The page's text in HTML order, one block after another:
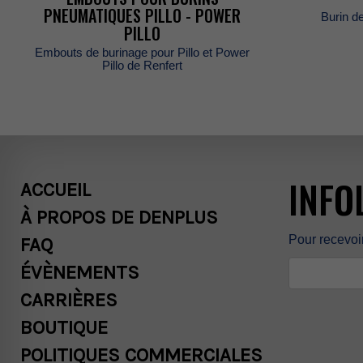
PNEUMATIQUESPILLO-POWER
PILLO
EmboutsdeburinagepourPilloetPower
PillodeRenfert
ACCUEIL
ÀPROPOSDEDENPLUS
FAQ
ÉVÈNEMENTS
CARRIÈRES
BOUTIQUE
POLITIQUESCOMMERCIALES